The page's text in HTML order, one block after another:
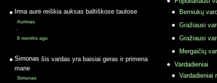
Irma aurė reiškia auksas baltiškose tautose
Aurimas
·
8 months ago
Simonas šis vardas yra baisiai geras ir primena
mane
Simonas
Berniukų
Gražiausi
Gražiausi
Mergaičių
Vardadieniai
Vardadieniai